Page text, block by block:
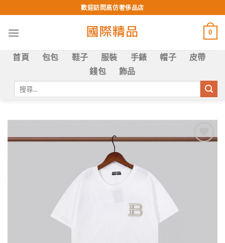
to
content
歡迎訪問高仿奢侈品店
0
首頁 包包 鞋子 服裝 手錶 帽子
皮帶
錢包
飾品